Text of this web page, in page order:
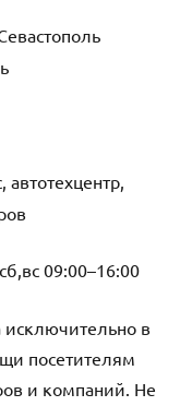
09:00–16:00
в
посетителям
и компаний. Не